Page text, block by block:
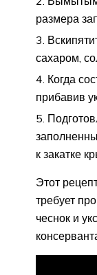
размера
сахаром,
Когда
прибавив
к закатке
Этот
требует
чеснок и